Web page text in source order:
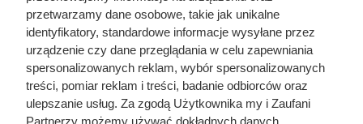
pokoju jest gorąco? Wyczyszczenie tej rzeczy
działa cuda
Herodot pisał o tym z przerażeniem. Każda
kobieta musiała zrobić to chociaż raz w życiu
przetwarzamy dane osobowe, takie jak unikalne
identyfikatory, standardowe informacje wysyłane przez
urządzenie czy dane przeglądania w celu zapewniania
spersonalizowanych reklam, wybór spersonalizowanych
treści, pomiar reklam i treści, badanie odbiorców oraz
ulepszanie usług. Za zgodą Użytkownika my i Zaufani
Partnerzy możemy używać dokładnych danych